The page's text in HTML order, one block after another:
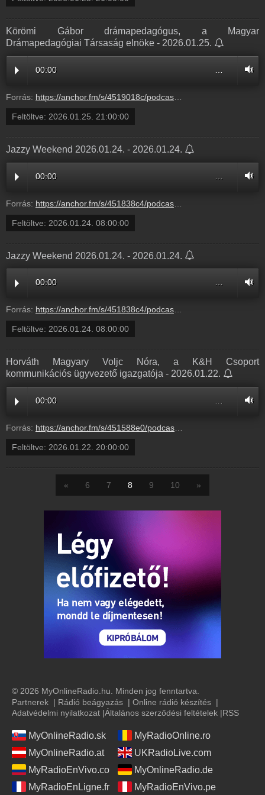
Körömi Gábor drámapedagógus, a Magyar
Drámapedagógiai Társaság elnöke - 2026.01.25.
00:00
Forrás: https://anchor.fm/s/4519018c/podcast/play/115072988/https%3A%2F%2Fd3ctxlq1ktw2nl.cloudfront.net%2Fstaging%2F2026-1-5%2Fe2e55a55-3e19-fa53-1ab9-7e429db00d09.mp3
Feltöltve: 2026.01.25. 21:00:00
Jazzy Weekend 2026.01.24. - 2026.01.24.
00:00
Forrás: https://anchor.fm/s/451838c4/podcast/play/114564300/https%3A%2F%2Fd3ctxlq1ktw2nl.cloudfront.net%2Fstaging%2F2026-0-26%2F0946c70c-6a25-c0e8-67ba-2749ab468d59.mp3
Feltöltve: 2026.01.24. 08:00:00
Jazzy Weekend 2026.01.24. - 2026.01.24.
00:00 …
Forrás: https://anchor.fm/s/451838c4/podcast/play/114564300/https%3A%2F%2Fd3ctxlq1ktw2nl.cloudfront.net%2Fstaging%2F2026-0-26%2F0946c70c-6a25-c0e8-67ba-2749ab468d59.mp3
Feltöltve: 2026.01.24. 08:00:00
Horváth Magyary Voljc Nóra, a K&H Csoport
kommunikációs ügyvezető igazgatója - 2026.01.22.
00:00
Forrás: https://anchor.fm/s/451588e0/podcast/play/115011890/https%3A%2F%2Fd3ctxlq1ktw2nl.cloudfront.net%2Fstaging%2F2026-1-4%2F8115e123-7825-22de-4e5f-e2a150c27343.mp3
Feltöltve: 2026.01.22. 20:00:00
« 6 7 8 9 10 »
© 2026 MyOnlineRadio.hu. Minden jog fenntartva.
Partnerek | Rádió beágyazás | Online rádió készítés |
Adatvédelmi nyilatkozat |Általános szerződési feltételek |RSS
MyOnlineRadio.sk
MyRadioOnline.ro
MyOnlineRadio.at
UKRadioLive.com
MyRadioEnVivo.co
MyOnlineRadio.de
MyRadioEnLigne.fr
MyRadioEnVivo.pe